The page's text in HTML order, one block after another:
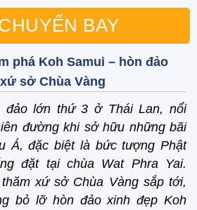
BAY
phá Koh Samui – hòn đảo
sở Chùa Vàng
đảo lớn thứ 3 ở Thái Lan, nổi
đường khi sở hữu những bãi
Á, đặc biệt là bức tượng Phật
đặt tại chùa Wat Phra Yai.
xứ sở Chùa Vàng sắp tới,
bỏ lỡ hòn đảo xinh đẹp Koh